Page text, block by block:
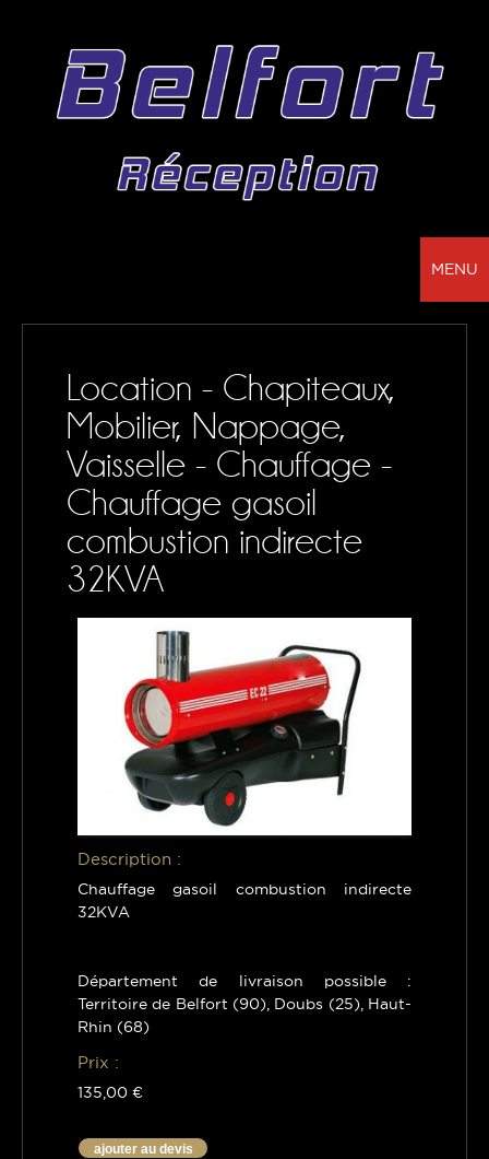
MENU
BELFORT RÉCEPTION - VOTRE PARTENAIRE
SONORISATION, VAISSELLE ET NAPPAGE
NOS RÉALISATIONS
CONTACTS
MON PANIER
Location - Chapiteaux,
Mobilier, Nappage,
Vaisselle - Chauffage -
Chauffage gasoil
combustion indirecte
32KVA
Description :
Chauffage gasoil combustion indirecte
32KVA
Département de livraison possible :
Territoire de Belfort (90), Doubs (25), Haut-
Rhin (68)
Prix :
135,00 €
ajouter au devis